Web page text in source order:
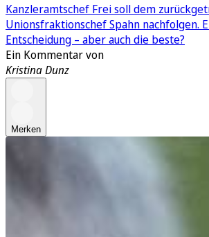
Kanzleramtschef Frei soll dem
Unionsfraktionschef Spahn nachfolgen.
Entscheidung – aber auch die beste?
Ein Kommentar von
Kristina Dunz
Merken